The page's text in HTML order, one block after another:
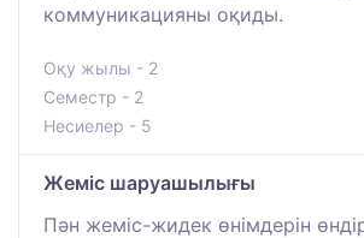
коммуникацияны оқиды.
Оқу жылы - 2
Семестр - 2
Несиелер - 5
Жеміс шаруашылығы
Пән жеміс-жидек өнімдерін